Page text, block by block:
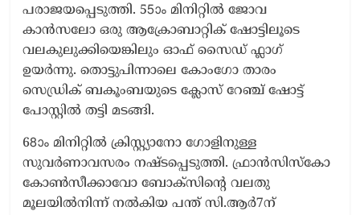
പരാജയപ്പെടുത്തി. 55ാം മിനിറ്റിൽ ജോവ
കാൻസലോ ഒരു ആക്രോബാറ്റിക് ഷോട്ടിലൂടെ
വലകുലുക്കിയെങ്കിലും ഓഫ് സൈഡ് ഫ്ലാഗ്
ഉയർന്നു. തൊട്ടുപിന്നാലെ കോംഗോ താരം
സെഡ്രിക് ബകൂംബയുടെ ക്ലോസ് റേഞ്ച് ഷോട്ട്
പോസ്റ്റിൽ തട്ടി മടങ്ങി.
68ാം മിനിറ്റിൽ ക്രിസ്റ്റ്യാനോ ഗോളിനുള്ള
സുവർണാവസരം നഷ്ടപ്പെടുത്തി. ഫ്രാൻസിസ്കോ
കോൺസീക്കാവോ ബോക്സിന്‍റെ വലതു
മൂലയിൽനിന്ന് നൽകിയ പന്ത് സി.ആർ7ന്